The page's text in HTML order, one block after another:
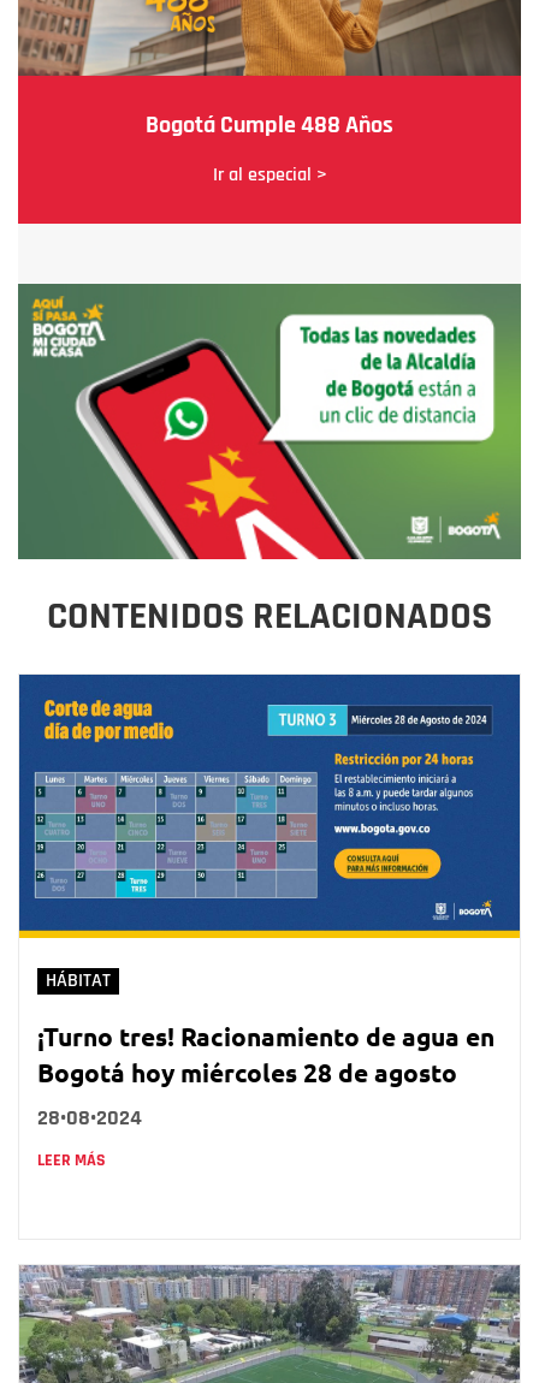
Bogotá Cumple 488 Años
Ir al especial >
CONTENIDOS RELACIONADOS
HÁBITAT
¡Turno tres! Racionamiento de agua en
Bogotá hoy miércoles 28 de agosto
28•08•2024
LEER MÁS